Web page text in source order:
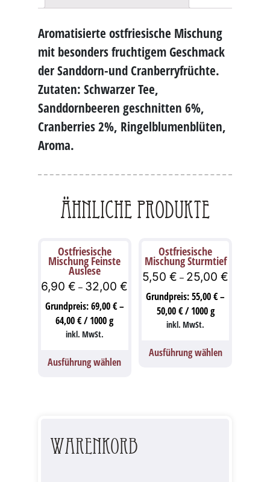
Aromatisierte ostfriesische Mischung
mit besonders fruchtigem Geschmack
der Sanddorn-und Cranberryfrüchte.
Zutaten: Schwarzer Tee,
Sanddornbeeren geschnitten 6%,
Cranberries 2%, Ringelblumenblüten,
Aroma.
Ähnliche Produkte
Ostfriesische
Mischung Feinste
Auslese
6,90€ – 32,00€
Grundpreis:69,00€–
64,00€/1000g
inkl. MwSt.
Ausführung wählen
Ostfriesische
Mischung Sturmtief
5,50€ – 25,00€
Grundpreis:55,00€–
50,00€/1000g
inkl. MwSt.
Ausführung wählen
Warenkorb